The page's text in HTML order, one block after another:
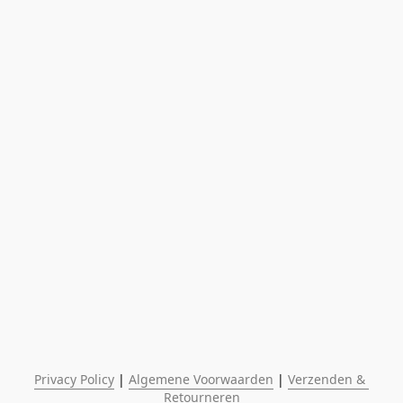
Privacy Policy | Algemene Voorwaarden | Verzenden &
Retourneren